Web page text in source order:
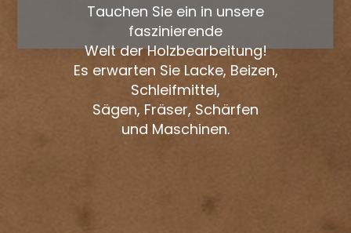
Tauchen Sie ein in unsere
faszinierende
Welt der Holzbearbeitung!
Es erwarten Sie Lacke, Beizen,
Schleifmittel,
Sägen, Fräser, Schärfen
und Maschinen.